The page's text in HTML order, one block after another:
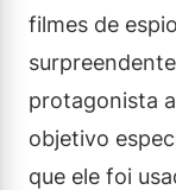
filmes de
protagonista
objetivo
que ele foi